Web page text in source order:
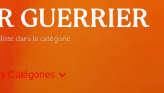
GUERRIER
dans la catégorie
Catégories